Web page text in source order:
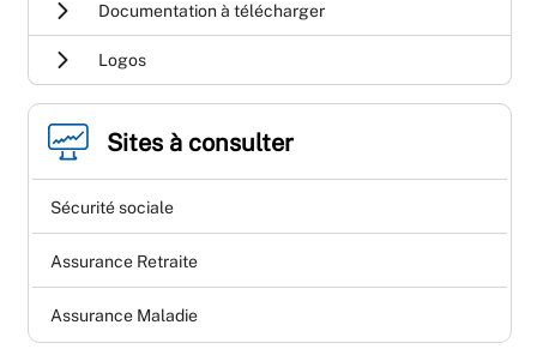
Documentation à télécharger
Logos
Sites à consulter
Sécurité sociale
Assurance Retraite
Assurance Maladie